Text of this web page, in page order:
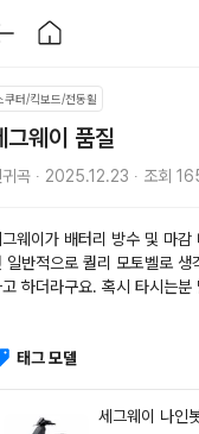
쿠터/킥보드/전동휠
그웨이 품질
귀곡 ∙ 2025.12.23 ∙ 조회
웨이가 배터리 방수 및 마
일반적으로 퀄리 모토벨로
하더라구요. 혹시 타시는분
태그 모델
세그웨이 나